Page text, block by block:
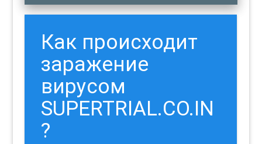
Как происходит
заражение
вирусом
SUPERTRIAL.CO.IN
?